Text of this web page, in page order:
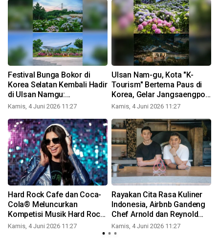
Festival Bunga Bokor di
Korea Selatan Kembali Hadir
di Ulsan Namgu:
Jangsaengpo Hydrangea
Kamis, 4 Juni 2026 11:27
Ulsan Nam-gu, Kota "K-
Tourism" Bertema Paus di
Korea, Gelar Jangsaengpo
Hydrangea Festival 2024
Kamis, 4 Juni 2026 11:27
Hard Rock Cafe dan Coca-
Cola® Meluncurkan
Kompetisi Musik Hard Rock
Rising untuk Musisi
Kamis, 4 Juni 2026 11:27
Rayakan Cita Rasa Kuliner
Indonesia, Airbnb Gandeng
Chef Arnold dan Reynold
Poernomo Hadirkan Buku
Resep Eksklusif
Kamis, 4 Juni 2026 11:27